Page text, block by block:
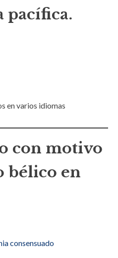
pacífica.
en varios idiomas
con motivo
bélico en
consensuado